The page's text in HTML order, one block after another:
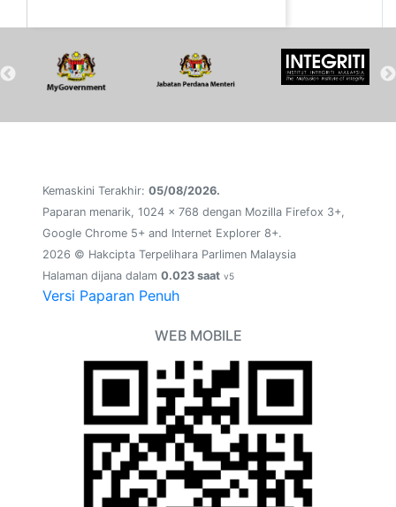
Kemaskini Terakhir: 05/08/2026.
Paparan menarik, 1024 x 768 dengan Mozilla Firefox 3+,
Google Chrome 5+ and Internet Explorer 8+.
2026 © Hakcipta Terpelihara Parlimen Malaysia
Halaman dijana dalam 0.023 saat v5
Versi Paparan Penuh
WEB MOBILE